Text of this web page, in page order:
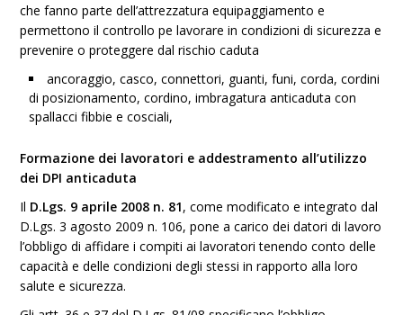
che fanno parte dell’attrezzatura equipaggiamento e
permettono il controllo pe lavorare in condizioni di sicurezza e
prevenire o proteggere dal rischio caduta
ancoraggio, casco, connettori, guanti, funi, corda, cordini
di posizionamento, cordino, imbragatura anticaduta con
spallacci fibbie e cosciali,
Formazione dei lavoratori e addestramento all’utilizzo
dei DPI anticaduta
Il D.Lgs. 9 aprile 2008 n. 81, come modificato e integrato dal
D.Lgs. 3 agosto 2009 n. 106, pone a carico dei datori di lavoro
l’obbligo di affidare i compiti ai lavoratori tenendo conto delle
capacità e delle condizioni degli stessi in rapporto alla loro
salute e sicurezza.